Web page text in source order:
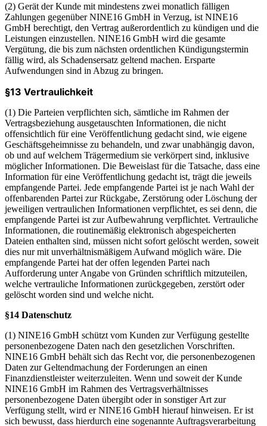
(2) Gerät der Kunde mit mindestens zwei monatlich fälligen
Zahlungen gegenüber NINE16 GmbH in Verzug, ist NINE16
GmbH berechtigt, den Vertrag außerordentlich zu kündigen und die
Leistungen einzustellen. NINE16 GmbH wird die gesamte
Vergütung, die bis zum nächsten ordentlichen Kündigungstermin
fällig wird, als Schadensersatz geltend machen. Ersparte
Aufwendungen sind in Abzug zu bringen.
§13 Vertraulichkeit
(1) Die Parteien verpflichten sich, sämtliche im Rahmen der
Vertragsbeziehung ausgetauschten Informationen, die nicht
offensichtlich für eine Veröffentlichung gedacht sind, wie eigene
Geschäftsgeheimnisse zu behandeln, und zwar unabhängig davon,
ob und auf welchem Trägermedium sie verkörpert sind, inklusive
möglicher Informationen. Die Beweislast für die Tatsache, dass eine
Information für eine Veröffentlichung gedacht ist, trägt die jeweils
empfangende Partei. Jede empfangende Partei ist je nach Wahl der
offenbarenden Partei zur Rückgabe, Zerstörung oder Löschung der
jeweiligen vertraulichen Informationen verpflichtet, es sei denn, die
empfangende Partei ist zur Aufbewahrung verpflichtet. Vertrauliche
Informationen, die routinemäßig elektronisch abgespeicherten
Dateien enthalten sind, müssen nicht sofort gelöscht werden, soweit
dies nur mit unverhältnismäßigem Aufwand möglich wäre. Die
empfangende Partei hat der offen legenden Partei nach
Aufforderung unter Angabe von Gründen schriftlich mitzuteilen,
welche vertrauliche Informationen zurückgegeben, zerstört oder
gelöscht worden sind und welche nicht.
§14 Datenschutz
(1) NINE16 GmbH schützt vom Kunden zur Verfügung gestellte
personenbezogene Daten nach den gesetzlichen Vorschriften.
NINE16 GmbH behält sich das Recht vor, die personenbezogenen
Daten zur Geltendmachung der Forderungen an einen
Finanzdienstleister weiterzuleiten. Wenn und soweit der Kunde
NINE16 GmbH im Rahmen des Vertragsverhältnisses
personenbezogene Daten übergibt oder in sonstiger Art zur
Verfügung stellt, wird er NINE16 GmbH hierauf hinweisen. Er ist
sich bewusst, dass hierdurch eine sogenannte Auftragsverarbeitung